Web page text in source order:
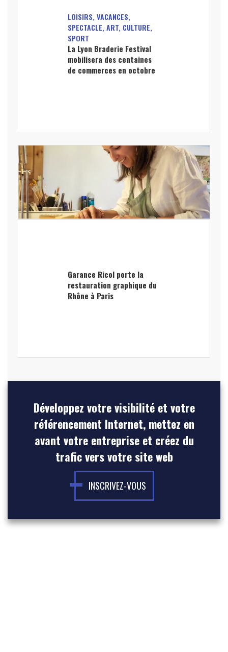
LOISIRS, VACANCES,
SPECTACLE, ART, CULTURE,
SPORT
La Lyon Braderie Festival
mobilisera des centaines
de commerces en octobre
Garance Ricol porte la
restauration graphique du
Rhône à Paris
Développez votre visibilité et votre
référencement Internet, mettez en
avant votre entreprise et créez du
trafic vers votre site web
INSCRIVEZ-VOUS